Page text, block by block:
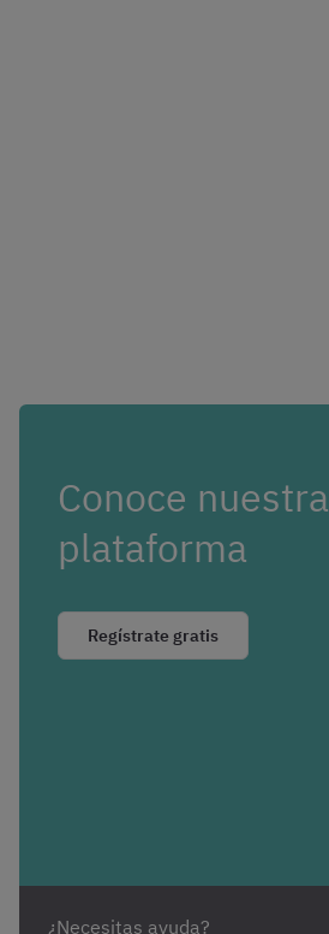
Conoce nuestra
plataforma
Regístrate gratis
¿Necesitas ayuda?